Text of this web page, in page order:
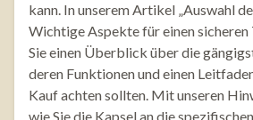
kann. In unserem Artikel „Auswahl
Wichtige Aspekte für einen
Sie einen Überblick über die
deren Funktionen und einen
Kauf achten sollten. Mit unseren
wie Sie die Kapsel an die